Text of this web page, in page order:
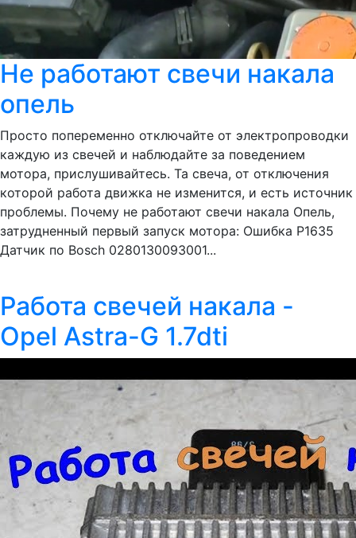
Не работают свечи накала
опель
Просто попеременно отключайте от электропроводки
каждую из свечей и наблюдайте за поведением
мотора, прислушивайтесь. Та свеча, от отключения
которой работа движка не изменится, и есть источник
проблемы. Почему не работают свечи накала Опель,
затрудненный первый запуск мотора: Ошибка Р1635
Датчик по Bosch 0280130093001...
Работа свечей накала -
Opel Astra-G 1.7dti